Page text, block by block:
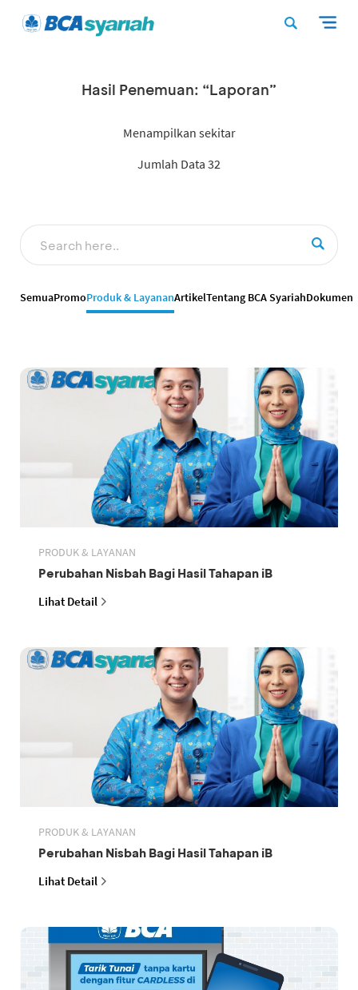
Hasil Penemuan: “Laporan”
Menampilkan sekitar
Jumlah Data 32
SemuaPromoProduk & LayananArtikelTentang BCA SyariahDokumen
PRODUK & LAYANAN
Perubahan Nisbah Bagi Hasil Tahapan iB
Lihat Detail
PRODUK & LAYANAN
Perubahan Nisbah Bagi Hasil Tahapan iB
Lihat Detail